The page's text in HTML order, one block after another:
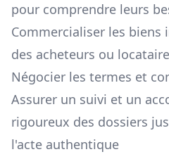
pour comprendre leurs
Commercialiser les biens
des acheteurs ou
Négocier les termes et
Assurer un suivi et un
rigoureux des dossiers
l'acte authentique